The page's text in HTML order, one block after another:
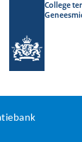
College